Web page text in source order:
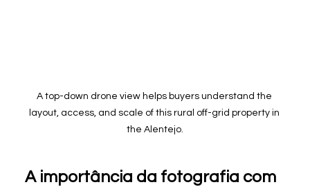
A top-down drone view helps buyers understand the
layout, access, and scale of this rural off-grid property in
the Alentejo.
A importância da fotografia com